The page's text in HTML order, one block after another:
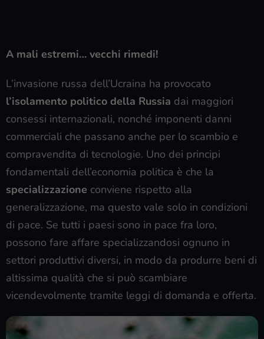
A mali estremi… vecchi rimedi!
L’invasione russa dell’Ucraina ha provocato
l’isolamento politico della Russia dai maggiori
consessi internazionali, nonché imponenti danni
commerciali che passano anche per lo scambio e
compravendita di tecnologie. Uno dei principi
fondamentali dell’economia politica è che la
specializzazione conviene rispetto alla
generalizzazione, ma questo vale solo in condizioni
di pace. Se tutti i paesi sono in pace fra loro,
possono fare affare specializzandosi ognuno in
settori produttivi diversi, in modo da produrre beni di
altissima qualità che si può scambiare
vicendevolmente tramite leggi di domanda e offerta.